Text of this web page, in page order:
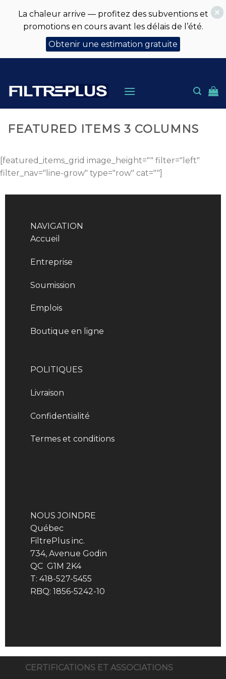
content
FEATURED ITEMS 3 COLUMNS
[featured_items_grid image_height="" filter="left"
filter_nav="line-grow" type="row" cat=""]
NAVIGATION
Accueil
Entreprise
Soumission
Emplois
Boutique en ligne
POLITIQUES
Livraison
Confidentialité
Termes et conditions
NOUS JOINDRE
Québec
FiltrePlus inc.
734, Avenue Godin
QC G1M 2K4
T: 418-527-5455
RBQ: 1856-5242-10
CERTIFICATIONS ET ASSOCIATIONS
La chaleur arrive — profitez des subventions et
promotions en cours avant les délais de l’été.
Obtenir une estimation gratuite